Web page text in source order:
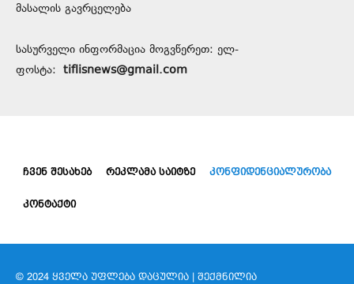
მასალის გავრცელება
სასურველი ინფორმაცია მოგვწერეთ: ელ-
ფოსტა: tiflisnews@gmail.com
ᲩᲕᲔᲜ ᲨᲔᲡᲐᲮᲔᲑ ᲠᲔᲙᲚᲐᲛᲐ ᲡᲐᲘᲢᲖᲔ ᲙᲝᲜᲤᲘᲓᲔᲜᲪᲘᲐᲚᲣᲠᲝᲑᲐ
ᲙᲝᲜᲢᲐᲥᲢᲘ
© 2024 ᲧᲕᲔᲚᲐ ᲣᲤᲚᲔᲑᲐ ᲓᲐᲪᲣᲚᲘᲐ | ᲨᲔᲥᲛᲜᲘᲚᲘᲐ